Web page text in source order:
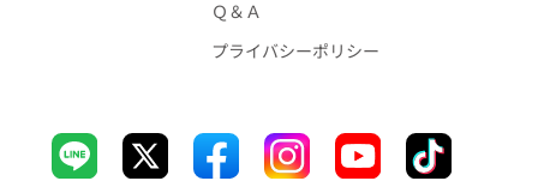
Ｑ＆Ａ
プライバシーポリシー